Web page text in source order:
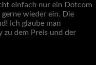
einfach nur ein Dotcom
wieder ein. Die
Ich glaube man
zu dem Preis und der